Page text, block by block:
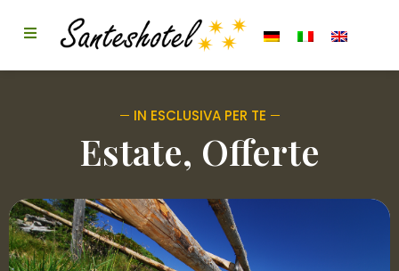
IN ESCLUSIVA PER TE
Estate, Offerte